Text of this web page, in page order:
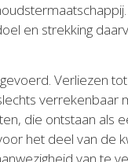
en strekking
Verliezen
verrekenbaar
die ontstaan als
het deel van de